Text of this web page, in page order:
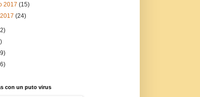
2017(15)
(24)
con un puto virus